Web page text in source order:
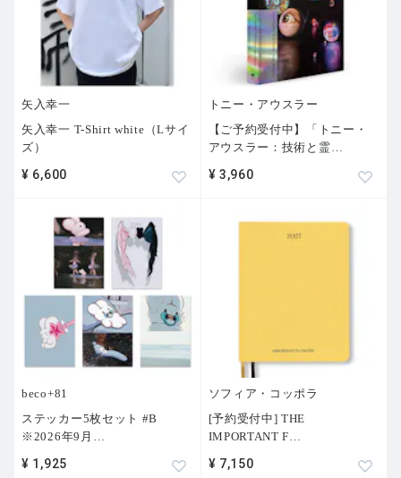
矢入幸一
矢入幸一 T-Shirt white（Lサイ
ズ）
¥ 6,600
トニー・アウスラー
【ご予約受付中】「トニー・
アウスラー：技術と霊…
¥ 3,960
beco+81
ステッカー5枚セット #B
※2026年9月
¥ 1,925
ソフィア・コッポラ
[予約受付中] THE
IMPORTANT F
¥ 7,150